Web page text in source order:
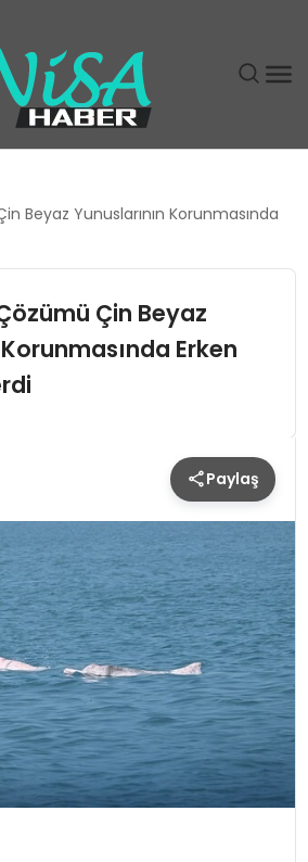
Beyaz Yunuslarının Korunmasında
Çin Beyaz
Erken
Paylaş